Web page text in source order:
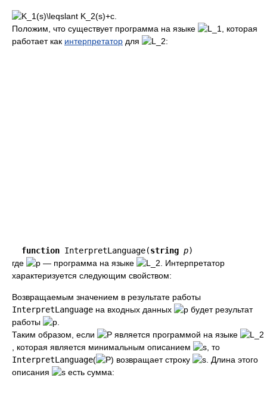
Положим, что существует программа на языке
, которая
работает как интерпретатор для :
function InterpretLanguage(string p)
где
— программа на языке
. Интерпретатор
характеризуется следующим свойством:
Возвращаемым значением в результате работы
InterpretLanguage на входных данных
будет результат
работы
Таким образом, если
является программой на языке
, которая является минимальным описанием
, то
InterpretLanguage( ) возвращает строку
. Длина этого
описания
есть сумма: